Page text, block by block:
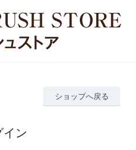
ショップへ戻る
イン